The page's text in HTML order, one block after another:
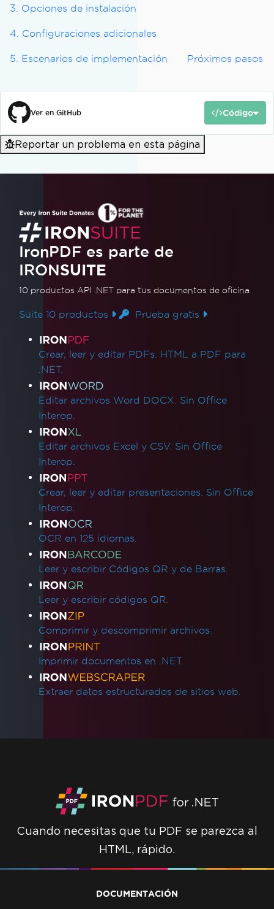
3. Opciones de instalación
4. Configuraciones adicionales
5. Escenarios de implementación Próximos pasos
Ver en GitHub Código
Reportar un problema en esta página
IronPDF es parte de
IRONSUITE
10 productos API .NET para tus documentos de oficina
Suite 10 productos Prueba gratis
Enlaces de productos
Crear, leer y editar PDFs. HTML a PDF para
.NET.
Editar archivos Word DOCX. Sin Office
Interop.
Editar archivos Excel y CSV. Sin Office
Interop.
Crear, leer y editar presentaciones. Sin Office
Interop.
OCR en 125 idiomas.
Leer y escribir Códigos QR y de Barras.
Leer y escribir códigos QR.
Comprimir y descomprimir archivos.
Imprimir documentos en .NET.
Extraer datos estructurados de sitios web.
Cuando necesitas que tu PDF se parezca al
HTML, rápido.
DOCUMENTACIÓN